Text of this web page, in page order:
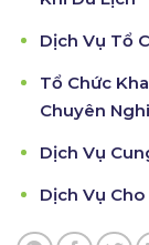
Dịch Vụ Tổ
Tổ Chức
Chuyên
Dịch Vụ
Dịch Vụ